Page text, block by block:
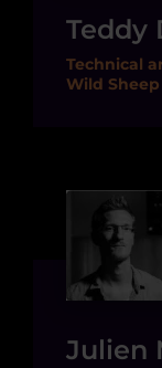
Teddy
Technical
Wild
Julien